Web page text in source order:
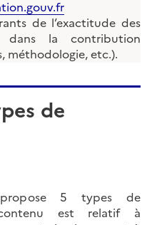
de l’exactitude des
dans la contribution
méthodologie, etc.).
de
propose 5 types de
est relatif à